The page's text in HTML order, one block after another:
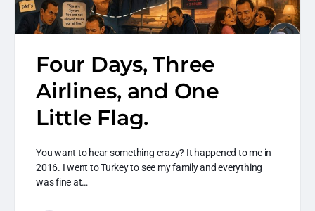
Four Days, Three
Airlines, and One
Little Flag.
You want to hear something crazy? It happened to me in
2016. I went to Turkey to see my family and everything
was fine at…